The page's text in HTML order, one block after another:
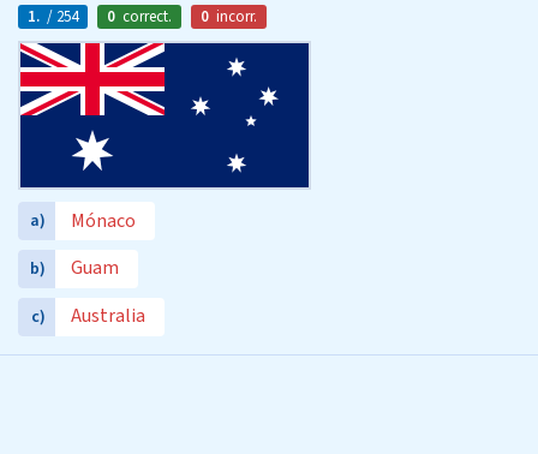
1. / 254 0 correct. 0 incorr.
a) Mónaco
b) Guam
c) Australia